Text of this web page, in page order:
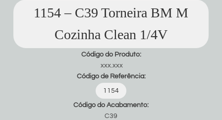
1154 – C39 Torneira BM M
Cozinha Clean 1/4V
Código do Produto:
xxx.xxx
Código de Referência:
1154
Código do Acabamento:
C39